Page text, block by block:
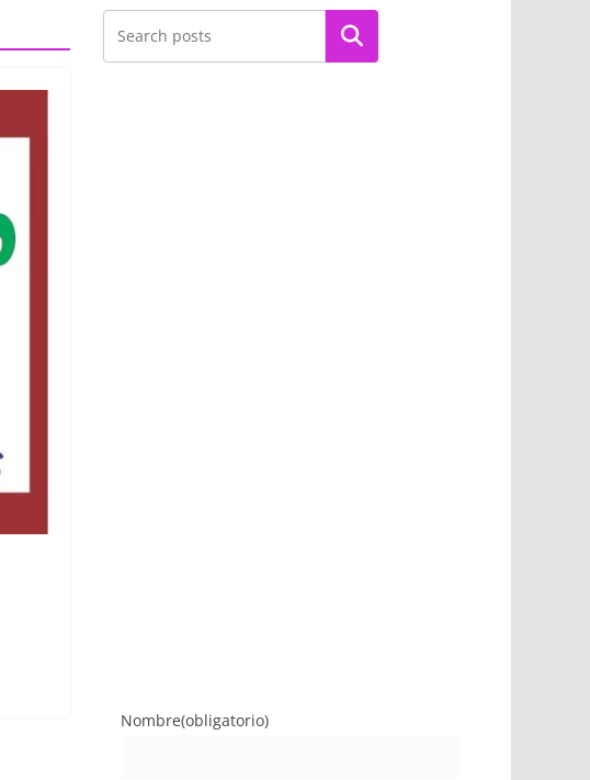
Buscar
Nombre(obligatorio)